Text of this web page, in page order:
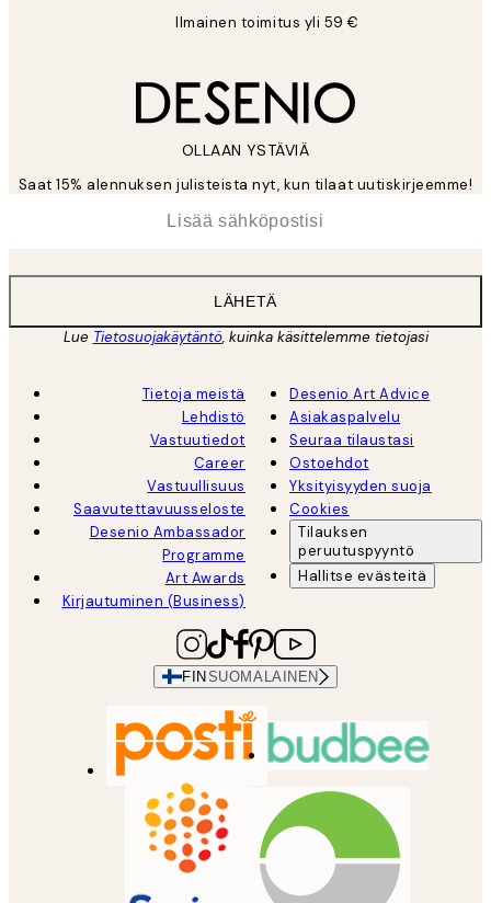
Ilmainen toimitus yli 59 €
OLLAAN YSTÄVIÄ
Saat 15% alennuksen julisteista nyt, kun tilaat uutiskirjeemme!
LÄHETÄ
Lue Tietosuojakäytäntö, kuinka käsittelemme tietojasi
Tietoja meistä
Lehdistö
Vastuutiedot
Career
Vastuullisuus
Saavutettavuusseloste
Desenio Ambassador
Programme
Art Awards
Kirjautuminen (Business)
Desenio Art Advice
Asiakaspalvelu
Seuraa tilaustasi
Ostoehdot
Yksityisyyden suoja
Cookies
Tilauksen
peruutuspyyntö
Hallitse evästeitä
FIN SUOMALAINEN